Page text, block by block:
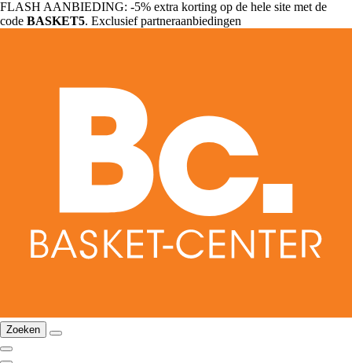
FLASH AANBIEDING: -5% extra korting op de hele site met de
code BASKET5. Exclusief partneraanbiedingen
Zoeken